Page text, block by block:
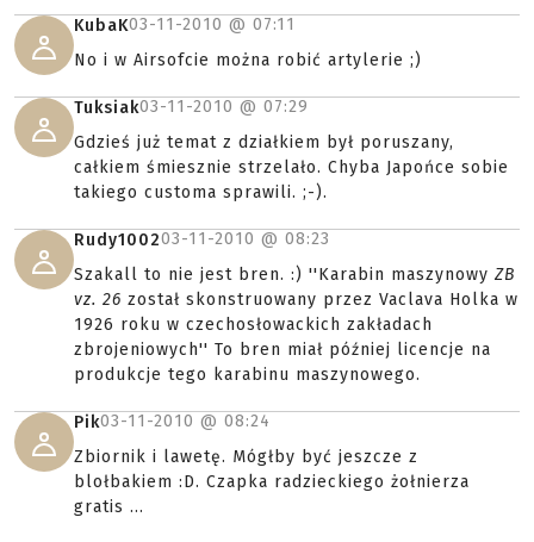
KubaK03-11-2010 @ 07:11
No i w Airsofcie można robić artylerie ;)
Tuksiak03-11-2010 @ 07:29
Gdzieś już temat z działkiem był poruszany,
całkiem śmiesznie strzelało. Chyba Japońce sobie
takiego customa sprawili. ;-).
Rudy100203-11-2010 @ 08:23
Szakall to nie jest bren. :) ''Karabin maszynowy ZB
vz. 26 został skonstruowany przez Vaclava Holka w
1926 roku w czechosłowackich zakładach
zbrojeniowych'' To bren miał później licencje na
produkcje tego karabinu maszynowego.
Pik03-11-2010 @ 08:24
Zbiornik i lawetę. Mógłby być jeszcze z
blołbakiem :D. Czapka radzieckiego żołnierza
gratis ...